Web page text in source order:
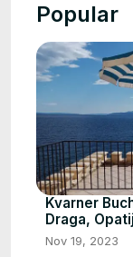
Popular
Kvarner
Draga,
Nov 19, 2023